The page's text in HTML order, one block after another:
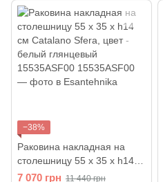
−38%
Раковина накладная на
столешницу 55 х 35 х h14
см Catalano Sfera, цвет -
7 070 грн 11 440 грн